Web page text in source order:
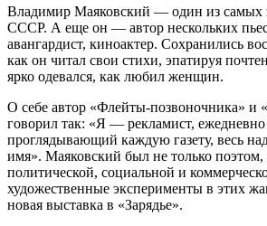
Владимир Маяковский — один из самых
СССР. А еще он — автор нескольких
авангардист, киноактер. Сохранились
как он читал свои стихи, эпатируя
ярко одевался, как любил женщин.
О себе автор «Флейты-позвоночника» и
говорил так: «Я — рекламист,
проглядывающий каждую газету, весь
имя». Маяковский был не только поэтом,
политической, социальной и
художественные эксперименты в этих
новая выставка в «Зарядье».